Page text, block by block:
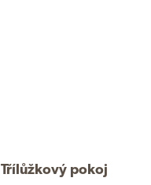
Třílůžkový pokoj